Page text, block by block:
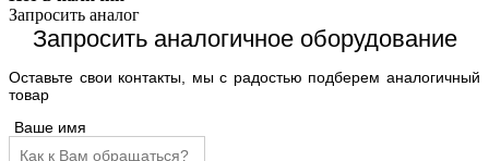
Запросить аналог
Запросить аналогичное оборудование
Оставьте свои контакты, мы с радостью подберем аналогичный
товар
Ваше имя